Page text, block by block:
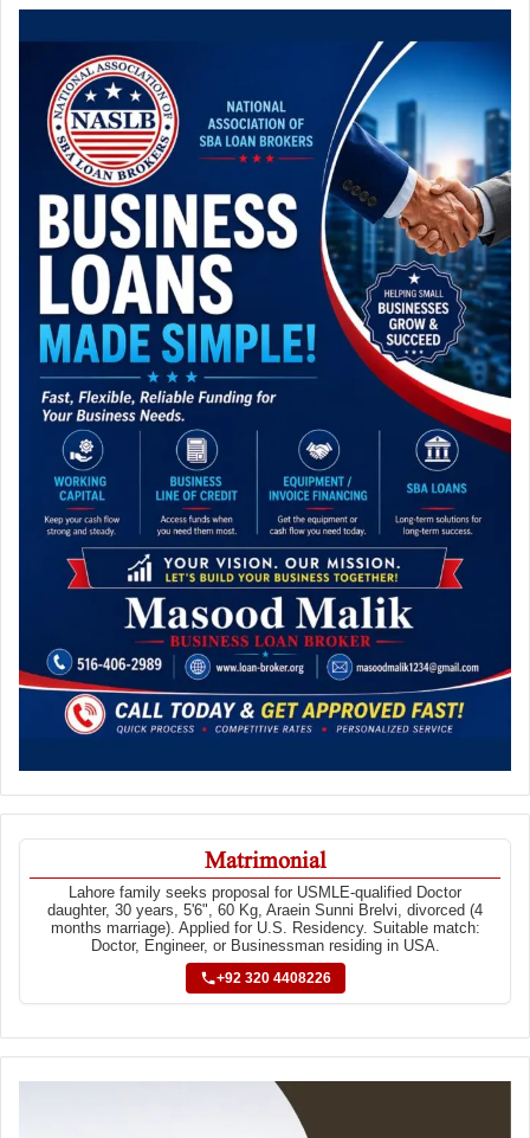
Matrimonial
Lahore family seeks proposal for USMLE-qualified Doctor
daughter, 30 years, 5'6", 60 Kg, Araein Sunni Brelvi, divorced (4
months marriage). Applied for U.S. Residency. Suitable match:
Doctor, Engineer, or Businessman residing in USA.
+92 320 4408226